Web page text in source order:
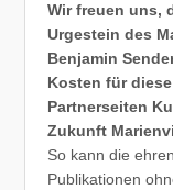
Wir freuen uns,
Urgestein des
Benjamin
Kosten für
Partnerseiten
Zukunft
So kann die
Publikationen